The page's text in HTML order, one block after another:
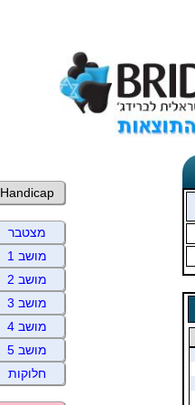
Handicap
מצטבר
מושב 1
מושב 2
מושב 3
מושב 4
מושב 5
חלוקות